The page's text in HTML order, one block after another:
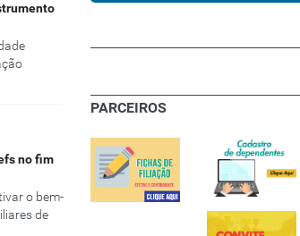
no fim
o bem-
de
PARCEIROS